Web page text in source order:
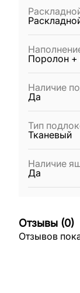
Поролон +
Наличие
Да
Тип
Тканевый
Наличие
Да
Отзывы (0)
Отзывов